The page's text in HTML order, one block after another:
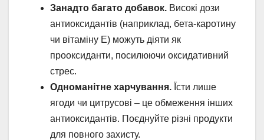
Занадто багато добавок. Високі дози
антиоксидантів (наприклад, бета-каротину
чи вітаміну E) можуть діяти як
прооксиданти, посилюючи оксидативний
стрес.
Одноманітне харчування. Їсти лише
ягоди чи цитрусові – це обмеження інших
антиоксидантів. Поєднуйте різні продукти
для повного захисту.